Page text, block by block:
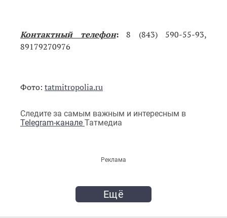
Контактный телефон: 8 (843) 590-55-93,
89179270976
Фото: tatmitropolia.ru
Следите за самым важным и интересным в
Telegram-канале Татмедиа
Реклама
Ещё